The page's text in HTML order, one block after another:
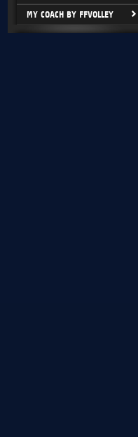
MY COACH BY FFVOLLEY